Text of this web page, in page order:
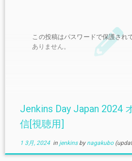
この投稿はパスワードで保護され
ありません。
Jenkins Day Japan 2024
信[視聴用]
1 3月, 2024in jenkins by nagakubo